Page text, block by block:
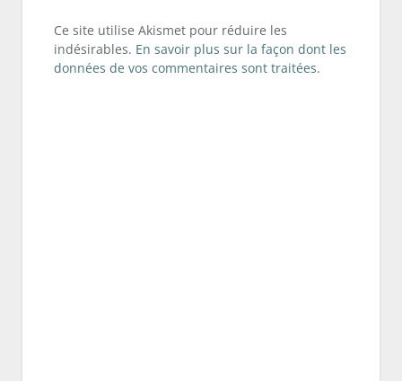
Ce site utilise Akismet pour réduire les
indésirables. En savoir plus sur la façon dont les
données de vos commentaires sont traitées.